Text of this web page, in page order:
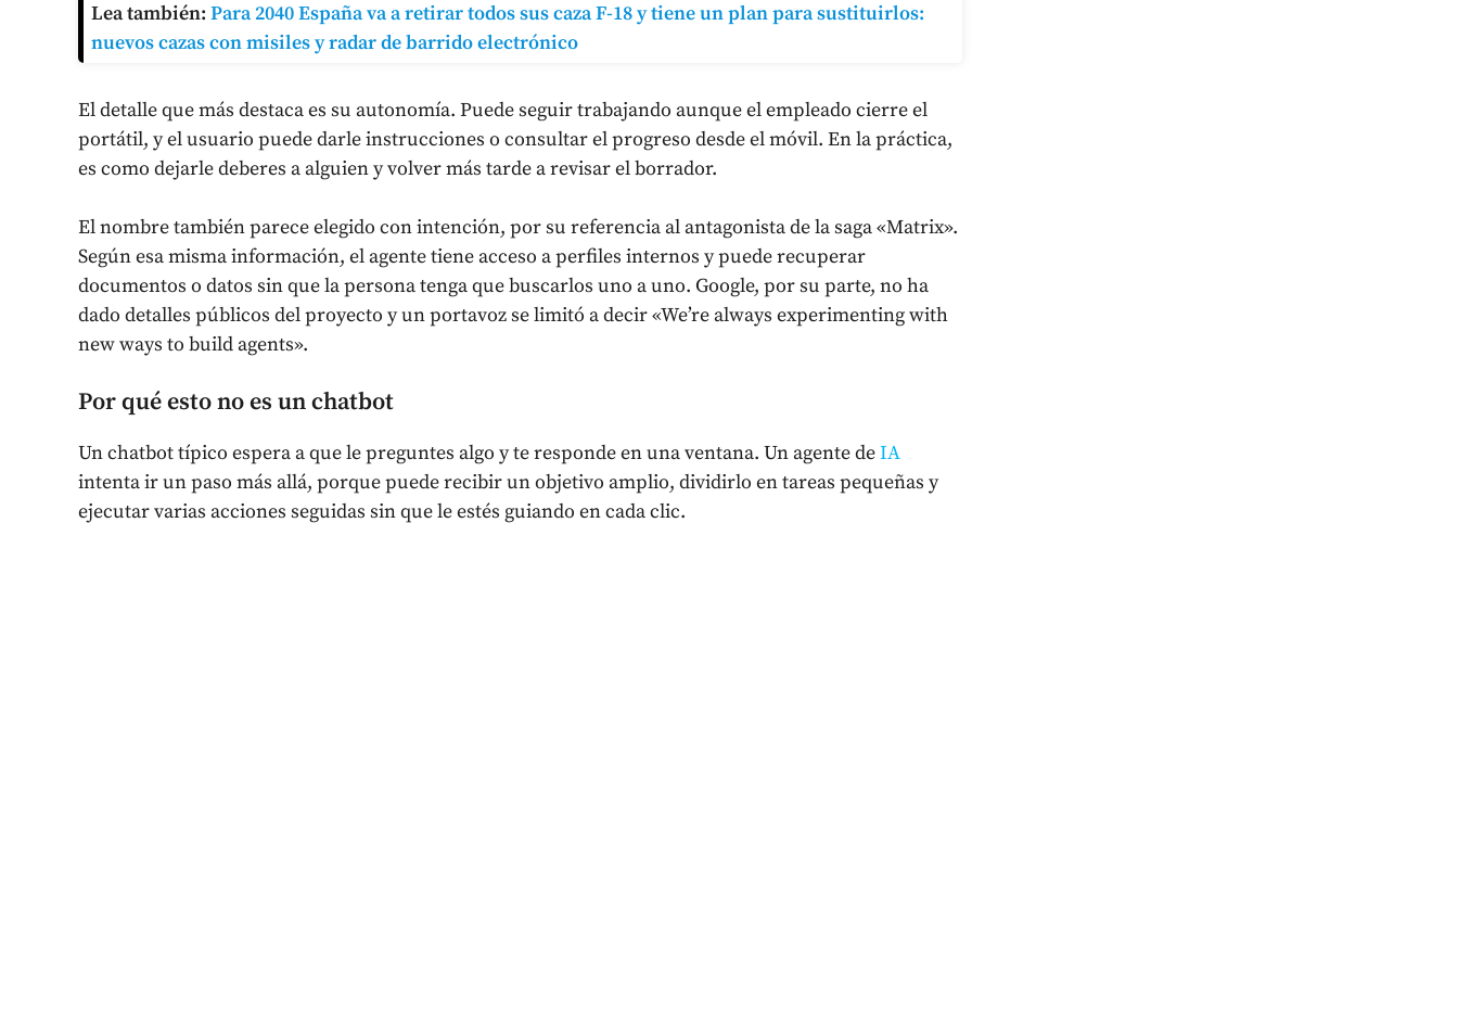
Lea también: Para 2040 España va a retirar todos sus caza F-18 y tiene un plan para sustituirlos:
nuevos cazas con misiles y radar de barrido electrónico
El detalle que más destaca es su autonomía. Puede seguir trabajando aunque el empleado cierre el
portátil, y el usuario puede darle instrucciones o consultar el progreso desde el móvil. En la práctica,
es como dejarle deberes a alguien y volver más tarde a revisar el borrador.
El nombre también parece elegido con intención, por su referencia al antagonista de la saga «Matrix».
Según esa misma información, el agente tiene acceso a perfiles internos y puede recuperar
documentos o datos sin que la persona tenga que buscarlos uno a uno. Google, por su parte, no ha
dado detalles públicos del proyecto y un portavoz se limitó a decir «We’re always experimenting with
new ways to build agents».
Por qué esto no es un chatbot
Un chatbot típico espera a que le preguntes algo y te responde en una ventana. Un agente deIA
intenta ir un paso más allá, porque puede recibir un objetivo amplio, dividirlo en tareas pequeñas y
ejecutar varias acciones seguidas sin que le estés guiando en cada clic.